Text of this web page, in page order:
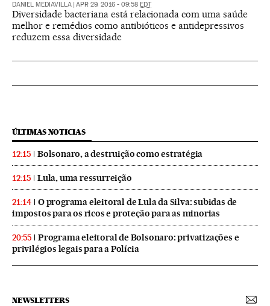
DANIEL MEDIAVILLA APR 29, 2016 - 09:58 EDT
Diversidade bacteriana está relacionada com uma saúde
melhor e remédios como antibióticos e antidepressivos
reduzem essa diversidade
ÚLTIMAS NOTICIAS
12:15 Bolsonaro, a destruição como estratégia
12:15 Lula, uma ressurreição
21:14
O programa eleitoral de Lula da Silva: subidas de
impostos para os ricos e proteção para as minorias
20:55
Programa eleitoral de Bolsonaro: privatizações e
privilégios legais para a Polícia
NEWSLETTERS